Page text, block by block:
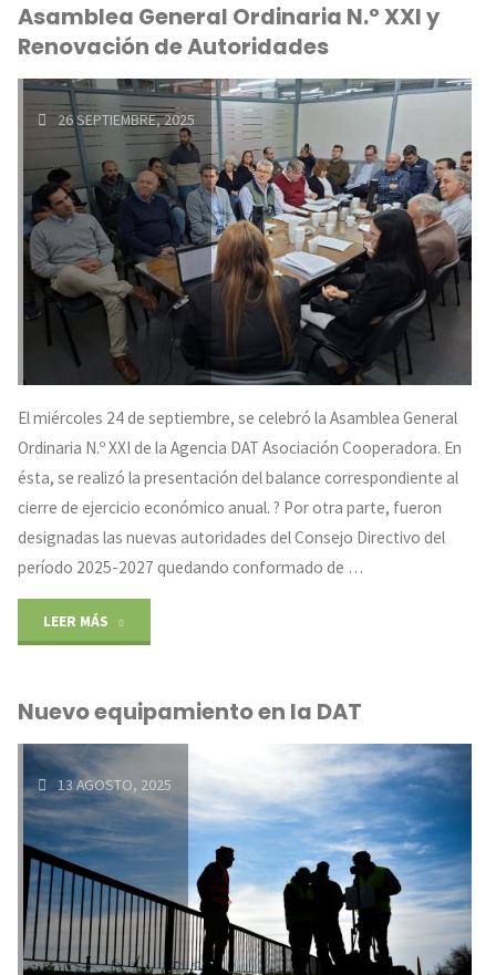
del
de
comisión
directiva
y
brindis
de
fin
de
año
Agencia
DAT"
Asamblea General Ordinaria N.º XXI y
Renovación de Autoridades
26 SEPTIEMBRE, 2025
El miércoles 24 de septiembre, se celebró la Asamblea General
Ordinaria N.º XXI de la Agencia DAT Asociación Cooperadora. En
ésta, se realizó la presentación del balance correspondiente al
cierre de ejercicio económico anual. ? Por otra parte, fueron
designadas las nuevas autoridades del Consejo Directivo del
período 2025-2027 quedando conformado de …
LEER MÁS
Ordinaria
XXI
y
Renovación
de
Nuevo equipamiento en la DAT
13 AGOSTO, 2025